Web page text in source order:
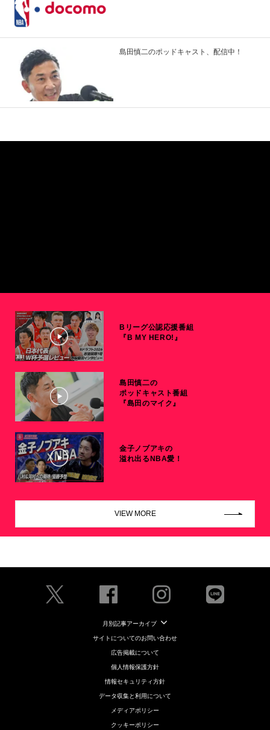
島田慎二のポッドキャスト、配信中！
Bリーグ公認応援番組
『B MY HERO!』
島田慎二の
ポッドキャスト番組
『島田のマイク』
金子ノブアキの
溢れ出るNBA愛！
VIEW MORE
月別記事アーカイブ
サイトについてのお問い合わせ
広告掲載について
個人情報保護方針
情報セキュリティ方針
データ収集と利用について
メディアポリシー
クッキーポリシー